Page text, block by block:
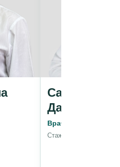
Салимов
Дамирович
Врач сосудистый
Стаж 4 года